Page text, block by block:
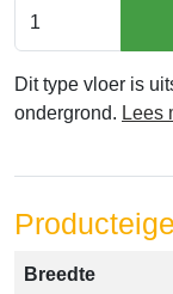
Dit type vloer is
ondergrond. Lees
Breedte